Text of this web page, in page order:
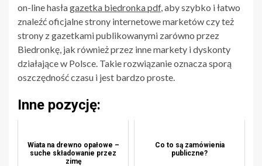
on-line hasłagazetka biedronka pdf, aby szybko i łatwo
znaleźć oficjalne strony internetowe marketów czy też
strony z gazetkami publikowanymi zarówno przez
Biedronkę, jak również przez inne markety i dyskonty
działające w Polsce. Takie rozwiązanie oznacza sporą
oszczędność czasu i jest bardzo proste.
Inne pozycję:
Wiata na drewno opałowe –
suche składowanie przez
zimę
Co to są zamówienia
publiczne?